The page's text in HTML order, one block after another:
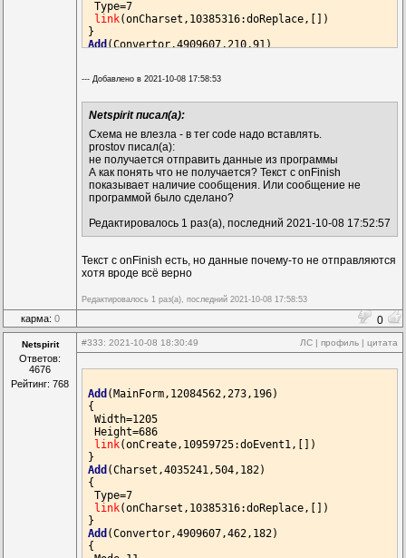
Type=7
link(onCharset,10385316:doReplace,[])
Add(Convertor,4909607,210,91)
link(onResult,4035241:doCharset,[])
Add
(HTTP_Get,7044225,161,84)
{
URL="https://faills.ru/reglogin/cthat/chat.php"
Method=1
link(onDownload,4909607:doConvert,[])
Add(RichEdit,9856322,651,133)
{
Top=15
Width=310
Font=[MS Sans Serif,10,3,0,1]
ScrollBars=3
Add(BlockFind,3450763,364,91)
{
StartBlock="<div class="msg"><div class="info
EndBlock="</div>"
Add (Replace,13353085,420,91)
{
SubStr= "</span><span class="
DestStr="    "
link(onReplace,5656781:doReplace,[])
Add (Replace,5656781,469,91)
{
SubStr=
link (onReplace,11981885:doReplace,[])
Add (Replace,11981885,525,91)
{
SubStr=
--- Добавлено в 2021-10-08 17:58:53
Netspirit писал(а):
Схема не влезла - в тег code надо вставлять.
prostov писал(а):
не получается отправить данные из программы
А как понять что не получается? Текст с onFinish
показывает наличие сообщения. Или сообщение не
программой было сделано?
Редактировалось 1 раз(а), последний 2021-10-08 17:52:57
Текст с onFinish есть, но данные почему-то не отправляются
хотя вроде всё верно
Редактировалось 1 раз(а), последний 2021-10-08 17:58:53
карма: 0 0
Netspirit
Ответов:
4676
Рейтинг: 768
#333: 2021-10-08 18:30:49 ЛС | профиль | цитата
Add (MainForm,12084562,273,196)
{
Width=1205
Height=686
link(onCreate,10959725:doEvent1,[])
Add (Charset,4035241,504,182)
{
Type=7
link(onCharset,10385316:doReplace,[])
Add (Convertor,4909607,462,182)
{